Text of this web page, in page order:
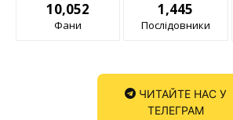
10,052
Фани
1,445
Послідовники
ЧИТАЙТЕ НАС У
ТЕЛЕГРАМ